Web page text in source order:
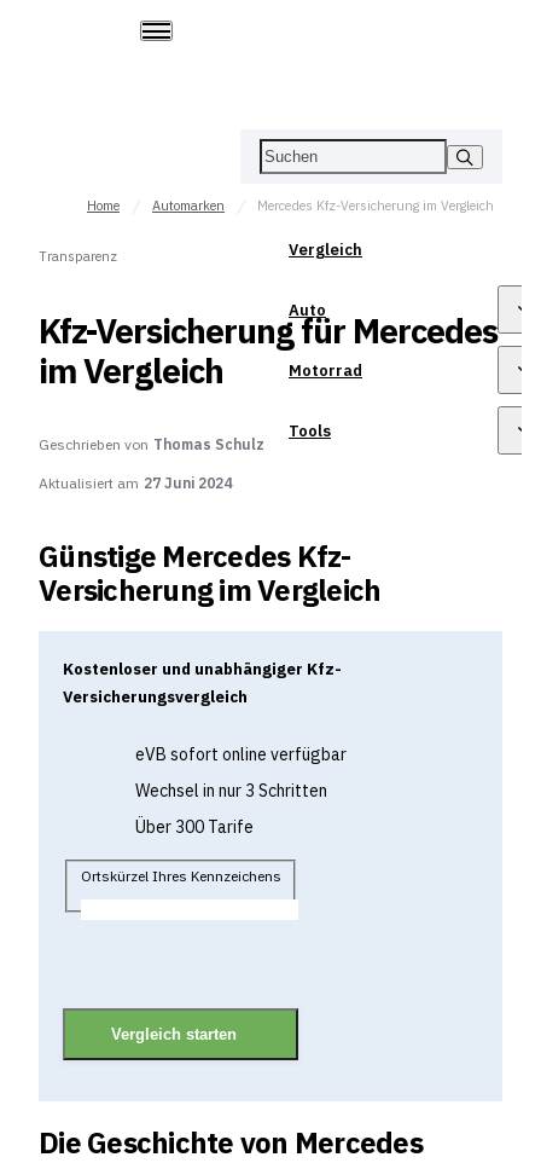
Vergleich
Auto
Motorrad
Tools
Home Automarken Mercedes Kfz-Versicherung im Vergleich
Transparenz
Kfz-Versicherung für Mercedes
im Vergleich
Geschrieben von Thomas Schulz
Aktualisiert am 27 Juni 2024
Günstige Mercedes Kfz-
Versicherung im Vergleich
Kostenloser und unabhängiger Kfz-
Versicherungsvergleich
eVB sofort online verfügbar
Wechsel in nur 3 Schritten
Über 300 Tarife
Ortskürzel Ihres Kennzeichens
Vergleich starten
Die Geschichte von Mercedes